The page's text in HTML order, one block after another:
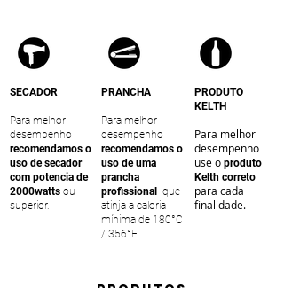
SECADOR
Para melhor
desempenho
recomendamos o
uso de secador
com potencia de
2000watts ou
superior.
PRANCHA
Para melhor
desempenho
recomendamos o
uso de uma
prancha
profissional que
atinja a caloria
mínima de 180°C
/ 356°F.
PRODUTO
KELTH
Para melhor
desempenho
use o produto
Kelth correto
para cada
finalidade.